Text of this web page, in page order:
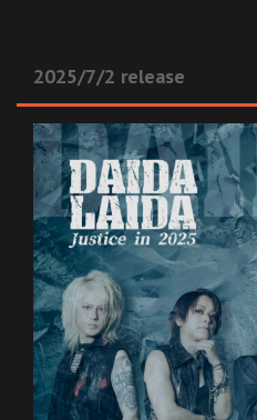
2025/7/2 release